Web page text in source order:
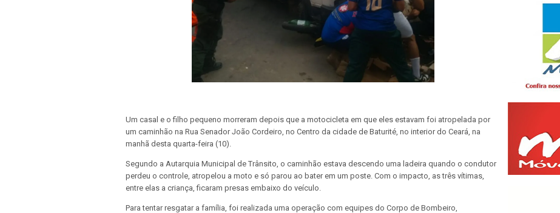
Um casal e o filho pequeno morreram depois que a motocicleta em que eles estavam foi atropelada por
um caminhão na Rua Senador João Cordeiro, no Centro da cidade de Baturité, no interior do Ceará, na
manhã desta quarta-feira (10).
Segundo a Autarquia Municipal de Trânsito, o caminhão estava descendo uma ladeira quando o condutor
perdeu o controle, atropelou a moto e só parou ao bater em um poste. Com o impacto, as três vítimas,
entre elas a criança, ficaram presas embaixo do veículo.
Para tentar resgatar a família, foi realizada uma operação com equipes do Corpo de Bombeiro,